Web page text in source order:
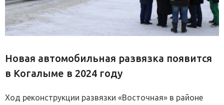
Новая автомобильная развязка появится
в Когалыме в 2024 году
Ход реконструкции развязки «Восточная» в районе